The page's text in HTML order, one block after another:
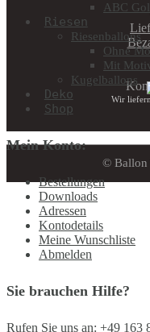
ABC
Riesen
Riesenballons
Ohne
Mit
Kugelballons
Deko
Shop
Mein Konto:
Bestellungen
Downloads
Adressen
Kontodetails
Meine Wunschliste
Abmelden
Sie brauchen Hilfe?
Rufen Sie uns an: +49 163
Wir
© Ballon